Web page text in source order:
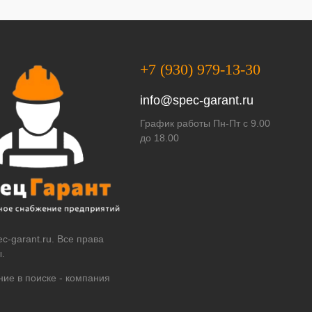
garant.ru. Все права
в поиске - компания
+7 (930) 979-13-30
info@spec-garant.ru
График работы Пн-Пт с 9.00
до 18.00